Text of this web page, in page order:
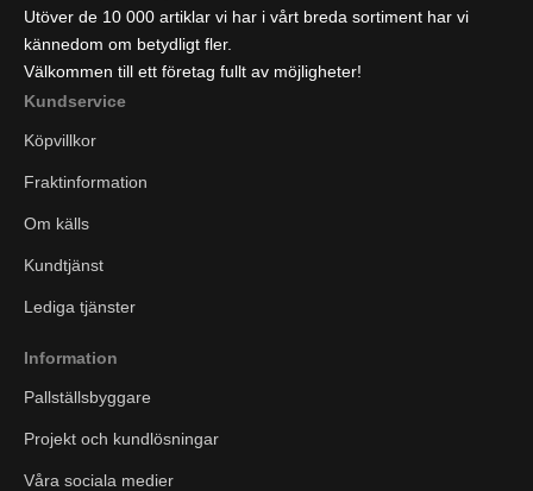
Utöver de 10 000 artiklar vi har i vårt breda sortiment har vi
kännedom om betydligt fler.
Välkommen till ett företag fullt av möjligheter!
Kundservice
Köpvillkor
Fraktinformation
Om källs
Kundtjänst
Lediga tjänster
Information
Pallställsbyggare
Projekt och kundlösningar
Våra sociala medier